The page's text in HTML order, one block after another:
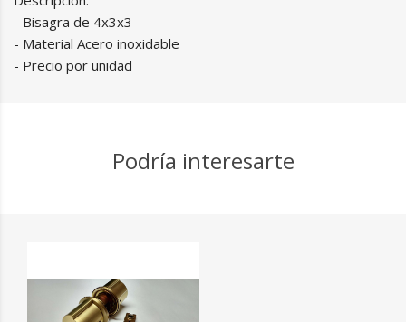
- Bisagra de 4x3x3
- Material Acero inoxidable
- Precio por unidad
Podría interesarte